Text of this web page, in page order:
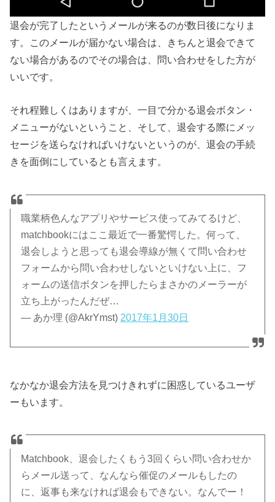
退会が完了したというメールが来るのが数日後になりま
す。このメールが届かない場合は、きちんと退会できて
ない場合があるのでその場合は、問い合わせをした方が
いいです。
それ程難しくはありますが、一目で分かる退会ボタン・
メニューがないということ、そして、退会する際にメッ
セージを送らなければいけないというのが、退会の手続
きを面倒にしているとも言えます。
職業柄色んなアプリやサービス使ってみてるけど、
matchbookにはここ最近で一番驚愕した。何って、
退会しようと思っても退会導線が無くて問い合わせ
フォームから問い合わせしないといけない上に、フ
ォームの送信ボタンを押したらまさかのメーラーが
立ち上がったんだぜ…
— あか理 (@AkrYmst)2017年1月30日
なかなか退会方法を見つけきれずに困惑しているユーザ
ーもいます。
Matchbook、退会したくもう3回くらい問い合わせか
らメール送って、なんなら催促のメールもしたの
に、返事も来なければ退会もできない。なんでー！